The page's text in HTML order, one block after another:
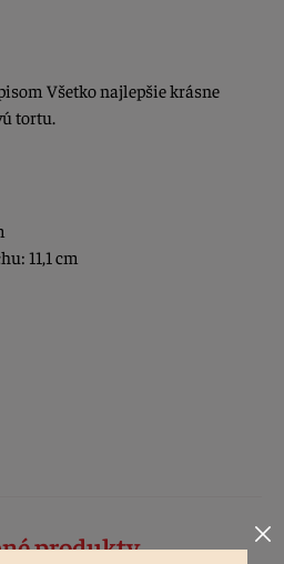
Všetko najlepšie krásne
tortu.
11,1 cm
produkty